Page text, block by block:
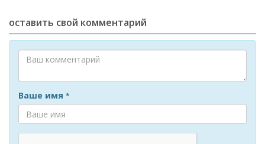
оставить свой комментарий
Ваше имя *